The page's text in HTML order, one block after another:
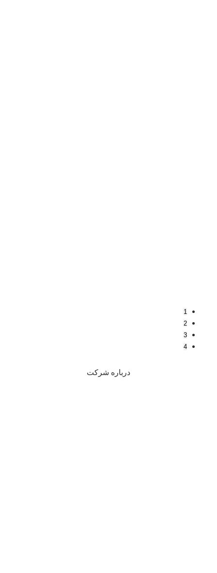
1
2
3
4
درباره شرکت